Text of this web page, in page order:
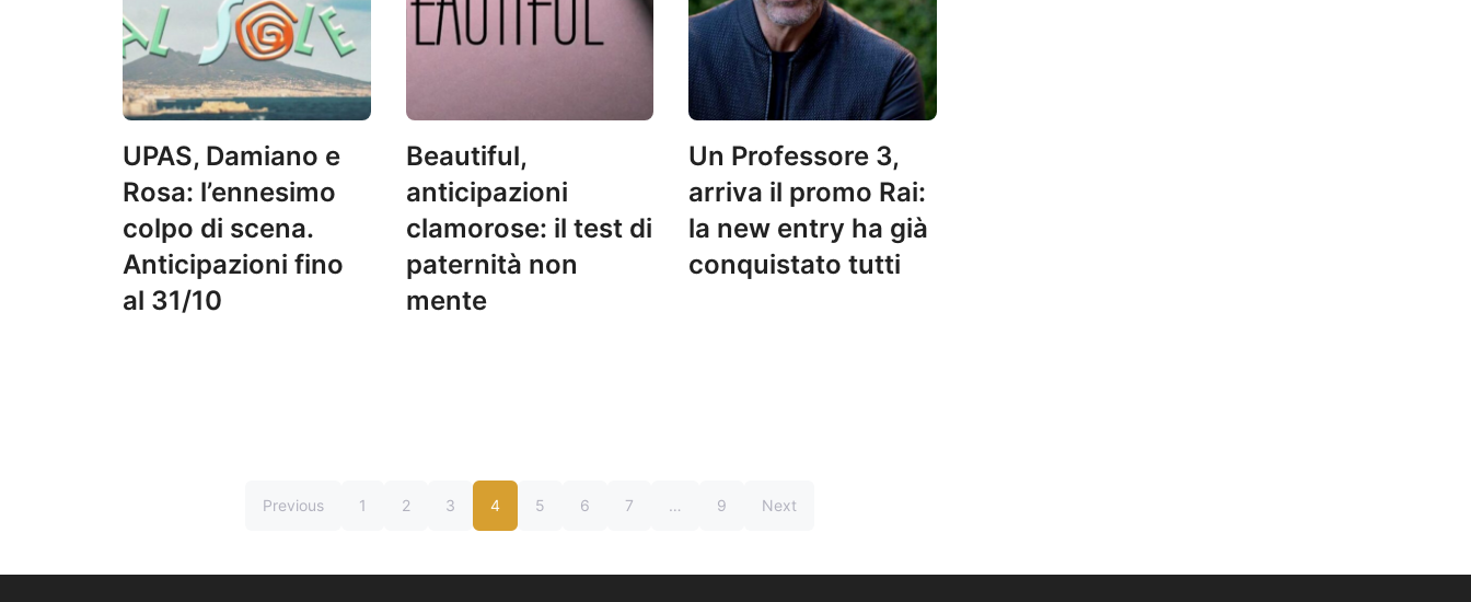
UPAS, Damiano e
Rosa: l’ennesimo
colpo di scena.
Anticipazioni fino
al 31/10
Beautiful,
anticipazioni
clamorose: il test di
paternità non
mente
Un Professore 3,
arriva il promo Rai:
la new entry ha già
conquistato tutti
Previous 1 2 3 4 5 6 7 … 9 Next